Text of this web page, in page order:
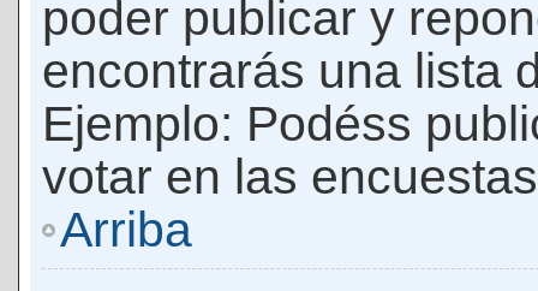
poder publicar y
encontrarás una lista
Ejemplo: Podéss
votar en las
Arriba